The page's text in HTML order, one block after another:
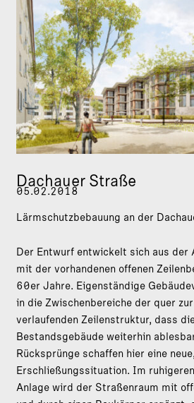
Dachauer Straße
05.02.2018
Lärmschutzbebauung an der
Der Entwurf entwickelt sich aus der
mit der vorhandenen offenen
60er Jahre. Eigenständige
in die Zwischenbereiche der quer
verlaufenden Zeilenstruktur, dass
Bestandsgebäude weiterhin
Rücksprünge schaffen hier eine
Erschließungssituation. Im
Anlage wird der Straßenraum mit